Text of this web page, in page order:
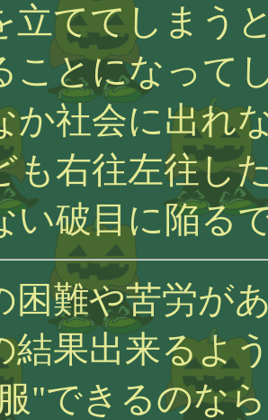
立ててしまう
ことになって
か社会に出れ
も右往左往し
い破目に陥る
困難や苦労が
結果出来るよ
"できるのな